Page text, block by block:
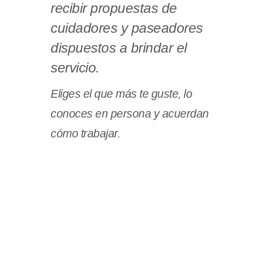
recibir propuestas de
cuidadores y paseadores
dispuestos a brindar el
servicio.
Eliges el que más te guste, lo
conoces en persona y acuerdan
cómo trabajar.